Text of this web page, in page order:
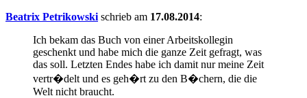
Beatrix Petrikowski schrieb am 17.08.2014:
Ich bekam das Buch von einer Arbeitskollegin
geschenkt und habe mich die ganze Zeit gefragt, was
das soll. Letzten Endes habe ich damit nur meine Zeit
vertr�delt und es geh�rt zu den B�chern, die die
Welt nicht braucht.